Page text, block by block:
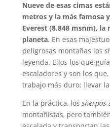
Nueve de esas cimas
metros y la más famosa
Everest (8.848 msnm),
planeta. En esas
peligrosas montañas los
leyenda. Ellos los que
escaladores y son los
trabajo más duro: llevar
En la práctica, los sherpas
montañistas, pero